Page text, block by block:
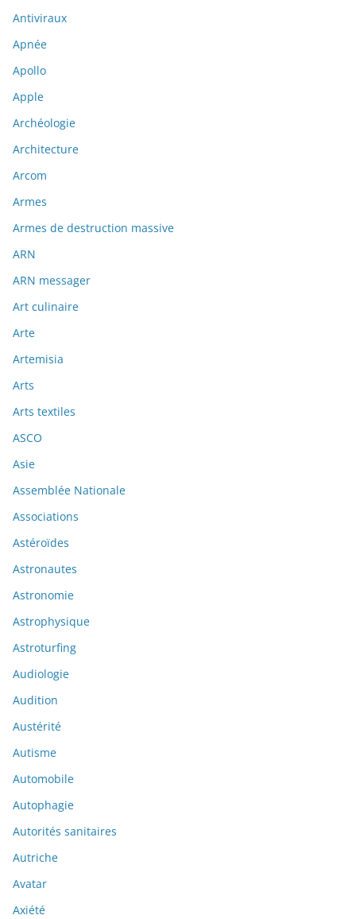
Antiviraux
Apnée
Apollo
Apple
Archéologie
Architecture
Arcom
Armes
Armes de destruction massive
ARN
ARN messager
Art culinaire
Arte
Artemisia
Arts
Arts textiles
ASCO
Asie
Assemblée Nationale
Associations
Astéroïdes
Astronautes
Astronomie
Astrophysique
Astroturfing
Audiologie
Audition
Austérité
Autisme
Automobile
Autophagie
Autorités sanitaires
Autriche
Avatar
Axiété